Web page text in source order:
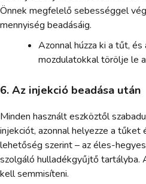
Önnek megfelelő sebességgel
mennyiség beadásáig.
Azonnal húzza ki a tűt,
mozdulatokkal törölje le
6. Az injekció beadása után
Minden használt eszköztől
injekciót, azonnal helyezze a tűket
lehetőség szerint – az éles-
szolgáló hulladékgyűjtő tartályba.
kell semmisíteni.